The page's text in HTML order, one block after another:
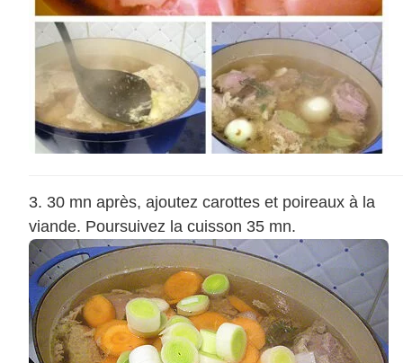
30 mn après, ajoutez carottes et poireaux à la
viande. Poursuivez la cuisson 35 mn.